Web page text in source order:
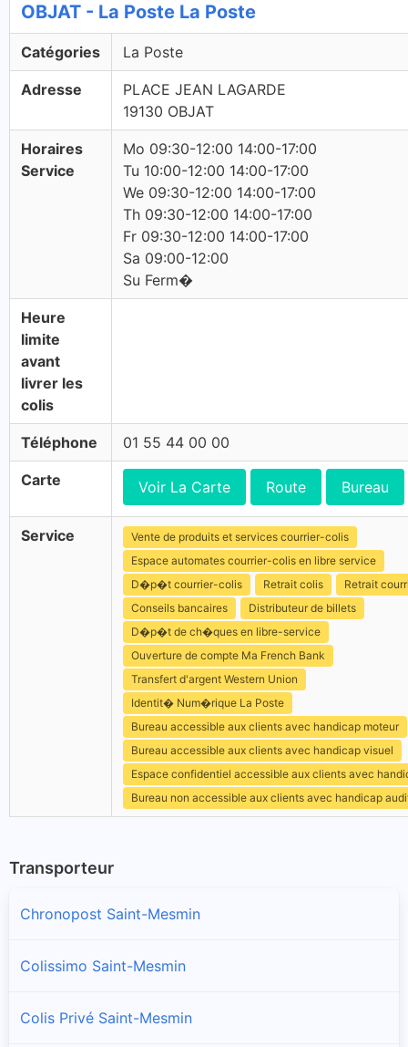
OBJAT - La Poste La Poste
Catégories La Poste
Adresse
PLACE JEAN LAGARDE
19130 OBJAT
Horaires
Service
Mo 09:30-12:00 14:00-17:00
Tu 10:00-12:00 14:00-17:00
We 09:30-12:00 14:00-17:00
Th 09:30-12:00 14:00-17:00
Fr 09:30-12:00 14:00-17:00
Sa 09:00-12:00
Su Ferm�
Heure
limite
avant
livrer les
colis
Téléphone 01 55 44 00 00
Carte Voir La Carte Route Bureau
Service
Vente de produits et services courrier-colis
Espace automates courrier-colis en libre service
D�p�t courrier-colis
Retrait colis
Retrait
Conseils bancaires
Distributeur de billets
D�p�t de ch�ques en libre-service
Ouverture de compte Ma French Bank
Transfert d'argent Western Union
Identit� Num�rique La Poste
Bureau accessible aux clients avec handicap moteur
Bureau accessible aux clients avec handicap visuel
Espace confidentiel accessible aux clients avec
Bureau non accessible aux clients avec handicap
Transporteur
Chronopost Saint-Mesmin
Colissimo Saint-Mesmin
Colis Privé Saint-Mesmin